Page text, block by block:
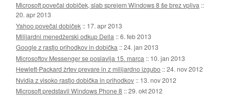
Microsoft povečal dobiček, slab sprejem Windows 8 še brez vpliva ::
20. apr 2013
Yahoo povečal dobiček :: 17. apr 2013
Milijardni menedžerski odkup Della ::6. feb 2013
Google z rastjo prihodkov in dobička ::24. jan 2013
Microsoftov Messenger se poslavlja 15. marca :: 10. jan 2013
Hewlett-Packard žrtev prevare in z milijardno izgubo ::24. nov 2012
Nvidia z visoko rastjo dobička in prihodkov :: 13. nov 2012
Microsoft predstavil Windows Phone 8 ::29. okt 2012